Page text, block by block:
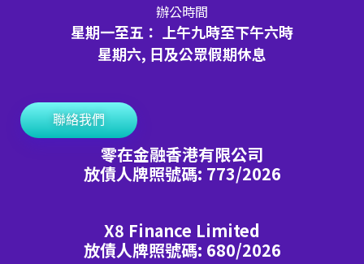
辦公時間
星期一至五： 上午九時至下午六時
星期六, 日及公眾假期休息
聯絡我們
零在金融香港有限公司
放債人牌照號碼: 773/2026
X8 Finance Limited
放債人牌照號碼: 680/2026